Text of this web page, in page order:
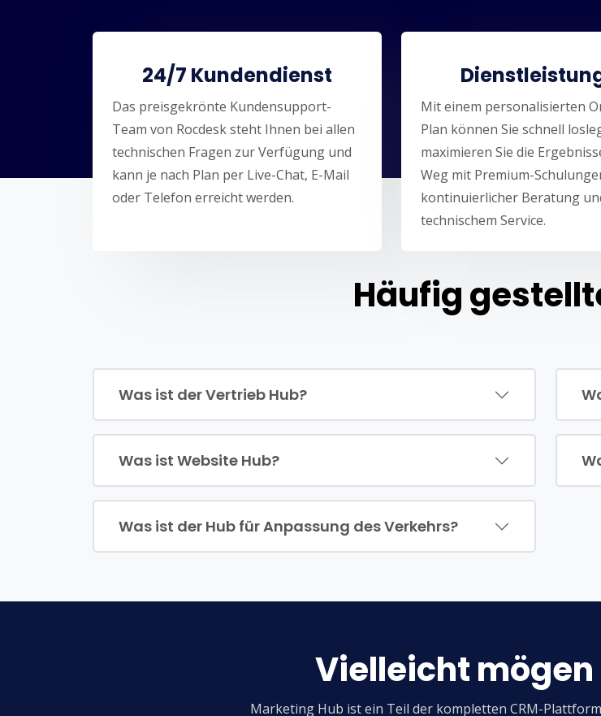
24/7 Kundendienst
Das preisgekrönte Kundensupport-
Team von Rocdesk steht Ihnen bei allen
technischen Fragen zur Verfügung und
kann je nach Plan per Live-Chat, E-Mail
oder Telefon erreicht werden.
Mit einem personalisierten
Plan können Sie schnell
maximieren Sie die
Weg mit Premium-
kontinuierlicher Beratung
technischem Service.
Häufig
Was ist der Vertrieb Hub?
Was ist Website Hub?
Was ist der Hub für Anpassung des Verkehrs?
Vielleicht mögen
Marketing Hub ist ein Teil der kompletten CRM-